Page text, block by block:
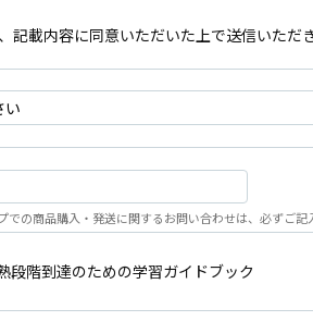
記載内容に同意いただいた上で送信いただ
での商品購入・発送に関するお問い合わせは、必ずご記
段階到達のための学習ガイドブック